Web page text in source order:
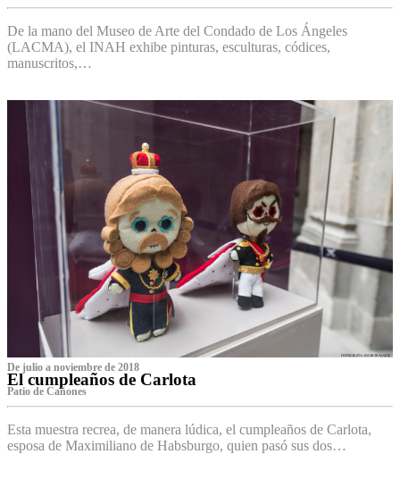
De la mano del Museo de Arte del Condado de Los Ángeles
(LACMA), el INAH exhibe pinturas, esculturas, códices,
manuscritos,…
De julio a noviembre de 2018
El cumpleaños de Carlota
Patio de Cañones
Esta muestra recrea, de manera lúdica, el cumpleaños de Carlota,
esposa de Maximiliano de Habsburgo, quien pasó sus dos…